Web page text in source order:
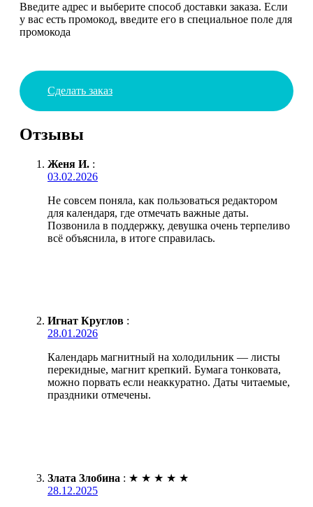
Введите адрес и выберите способ доставки заказа. Если
у вас есть промокод, введите его в специальное поле для
промокода
Сделать заказ
Отзывы
Женя И. :
03.02.2026
Не совсем поняла, как пользоваться редактором
для календаря, где отмечать важные даты.
Позвонила в поддержку, девушка очень терпеливо
всё объяснила, в итоге справилась.
Игнат Круглов :
28.01.2026
Календарь магнитный на холодильник — листы
перекидные, магнит крепкий. Бумага тонковата,
можно порвать если неаккуратно. Даты читаемые,
праздники отмечены.
Злата Злобина : ★ ★ ★ ★ ★
28.12.2025